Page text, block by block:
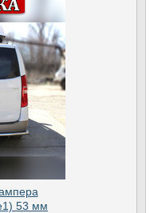
53 мм